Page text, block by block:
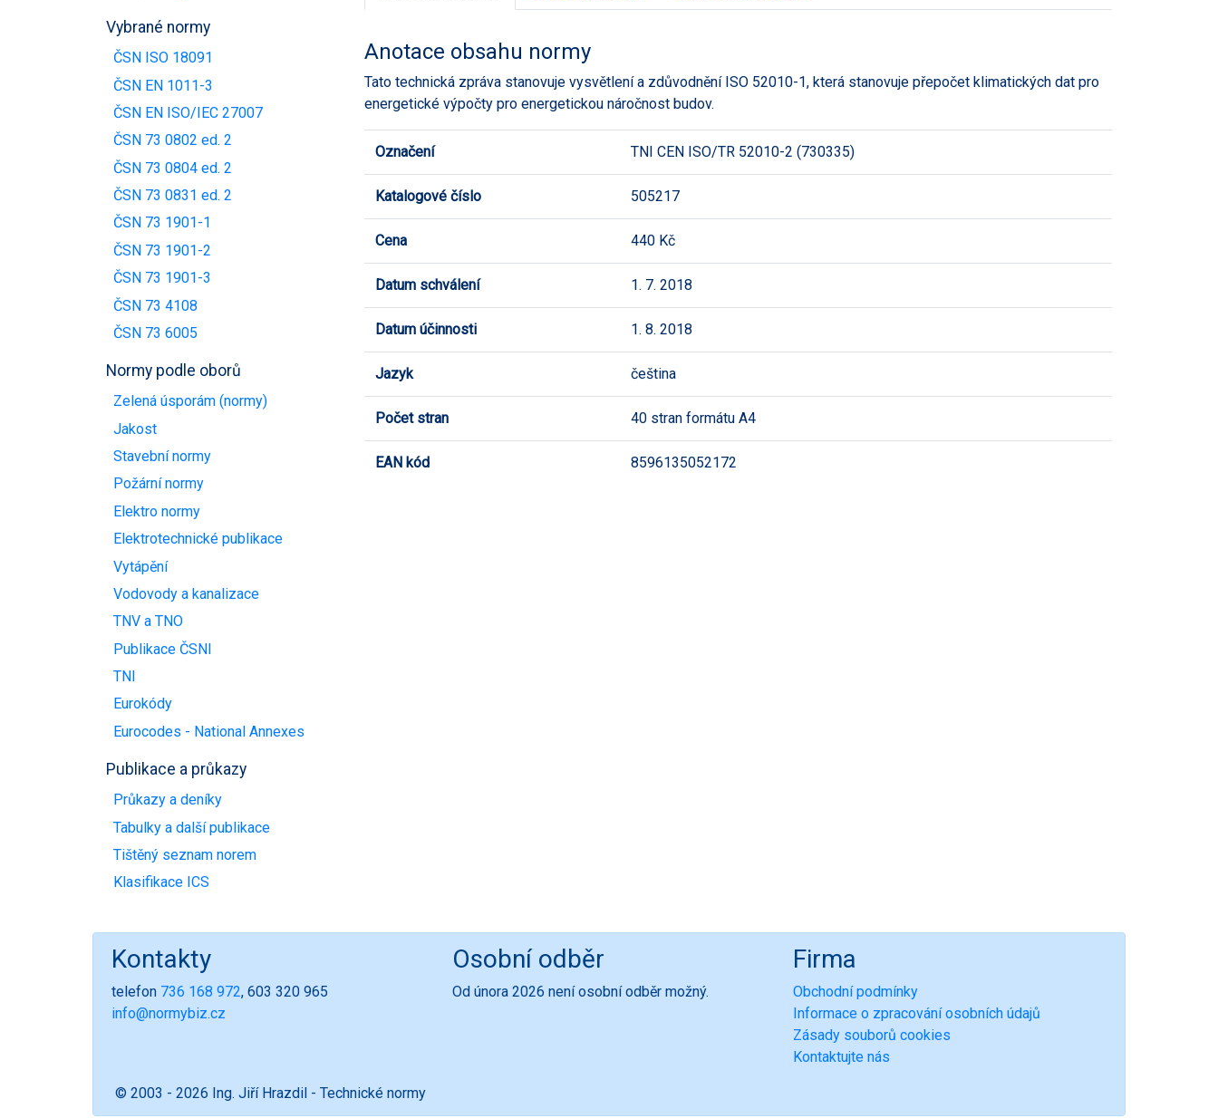
Vybrané normy
ČSN ISO 18091
ČSN EN 1011-3
ČSN EN ISO/IEC 27007
ČSN 73 0802 ed. 2
ČSN 73 0804 ed. 2
ČSN 73 0831 ed. 2
ČSN 73 1901-1
ČSN 73 1901-2
ČSN 73 1901-3
ČSN 73 4108
ČSN 73 6005
Normy podle oborů
Zelená úsporám (normy)
Jakost
Stavební normy
Požární normy
Elektro normy
Elektrotechnické publikace
Vytápění
Vodovody a kanalizace
TNV a TNO
Publikace ČSNI
TNI
Eurokódy
Eurocodes - National Annexes
Publikace a průkazy
Průkazy a deníky
Tabulky a další publikace
Tištěný seznam norem
Klasifikace ICS
Anotace obsahu normy
Tato technická zpráva stanovuje vysvětlení a zdůvodnění ISO 52010-1, která stanovuje přepočet klimatických dat pro
energetické výpočty pro energetickou náročnost budov.
Označení TNI CEN ISO/TR 52010-2 (730335)
Katalogové číslo 505217
Cena 440 Kč
Datum schválení 1. 7. 2018
Datum účinnosti 1. 8. 2018
Jazyk čeština
Počet stran 40 stran formátu A4
EAN kód 8596135052172
Kontakty
telefon 736 168 972, 603 320 965
info@normybiz.cz
Osobní odběr
Od února 2026 není osobní odběr možný.
Firma
Obchodní podmínky
Informace o zpracování osobních údajů
Zásady souborů cookies
Kontaktujte nás
© 2003 - 2026 Ing. Jiří Hrazdil - Technické normy